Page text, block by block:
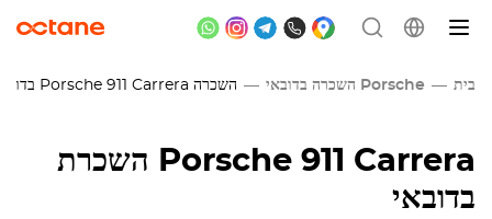
בית Porsche השכרה בדובאי השכרה Porsche 911 Carrera
השכרת Porsche 911 Carrera
בדובאי